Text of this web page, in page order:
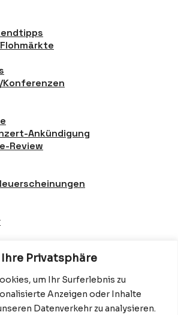
Privatsphäre
um Ihr Surferlebnis zu
Anzeigen oder Inhalte
Datenverkehr zu analysieren.
Konferenzen
Ankündigung
Review